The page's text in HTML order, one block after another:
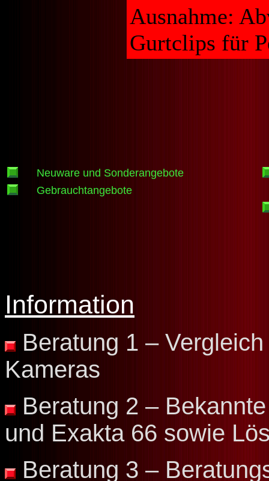
Ausnahme:
Gurtclips für
Neuware und Sonderangebote
Gebrauchtangebote
Information
Beratung 1 –
Kameras
Beratung 2 –
und Exakta 66 sowie
Beratung 3 –